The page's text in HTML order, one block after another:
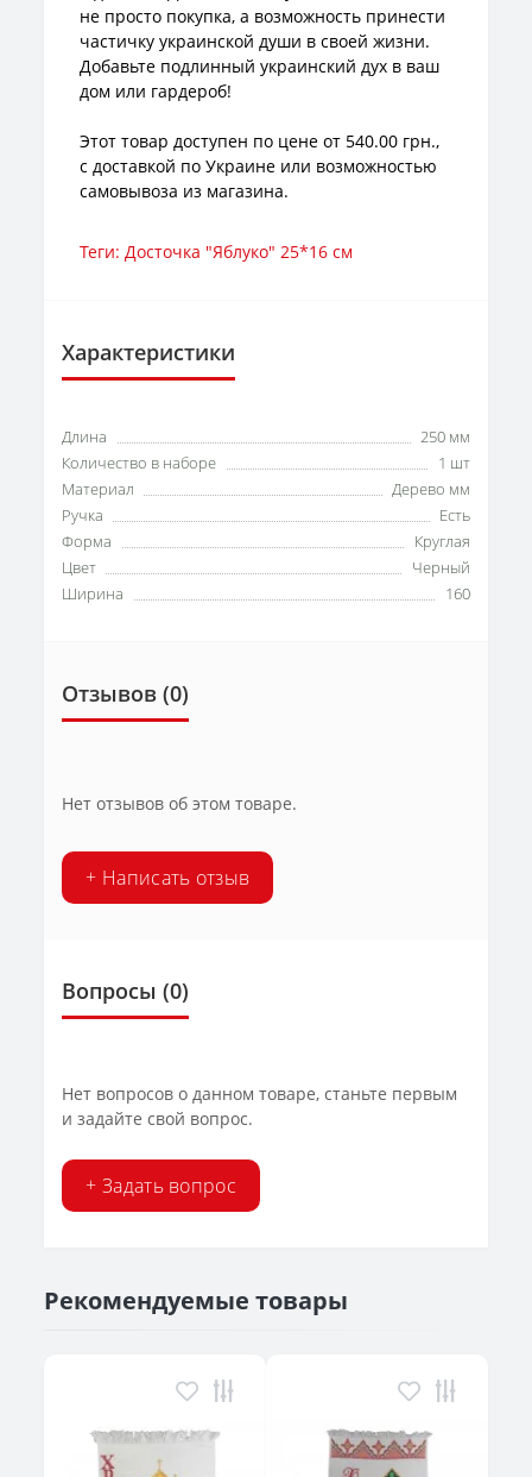
не просто покупка, а возможность принести
частичку украинской души в своей жизни.
Добавьте подлинный украинский дух в ваш
дом или гардероб!
Этот товар доступен по цене от 540.00 грн.,
с доставкой по Украине или возможностью
самовывоза из магазина.
Теги:Досточка "Яблуко" 25*16 см
Характеристики
Длина
250 мм
Количество в наборе
1 шт
Материал
Дерево мм
Ручка
Есть
Форма
Круглая
Цвет
Черный
Ширина
160
Отзывов (0)
Нет отзывов об этом товаре.
+ Написать отзыв
Вопросы (0)
Нет вопросов о данном товаре, станьте первым
и задайте свой вопрос.
+ Задать вопрос
Рекомендуемые товары